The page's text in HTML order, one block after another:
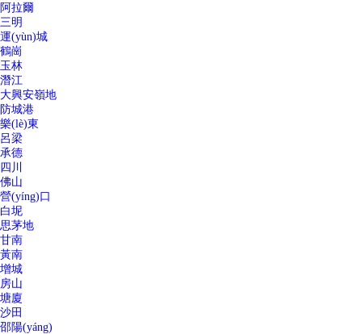
阿拉爾
三明
運(yùn)城
鶴崗
玉林
潛江
大興安嶺地
防城港
樂(lè)東
呂梁
承德
四川
佛山
營(yíng)口
白坭
思茅地
甘南
黃南
增城
房山
塘廈
沙田
邵陽(yáng)